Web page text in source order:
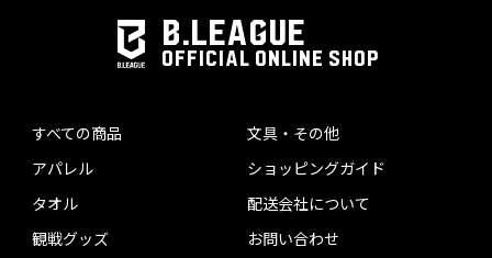
B.LEAGUE
OFFICIAL ONLINE SHOP
すべての商品
アパレル
タオル
観戦グッズ
文具・その他
ショッピングガイド
配送会社について
お問い合わせ